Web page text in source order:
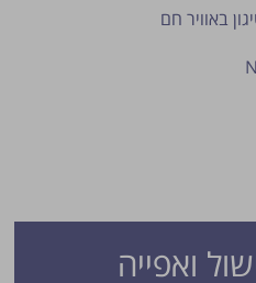
ואפייה
באוויר חם